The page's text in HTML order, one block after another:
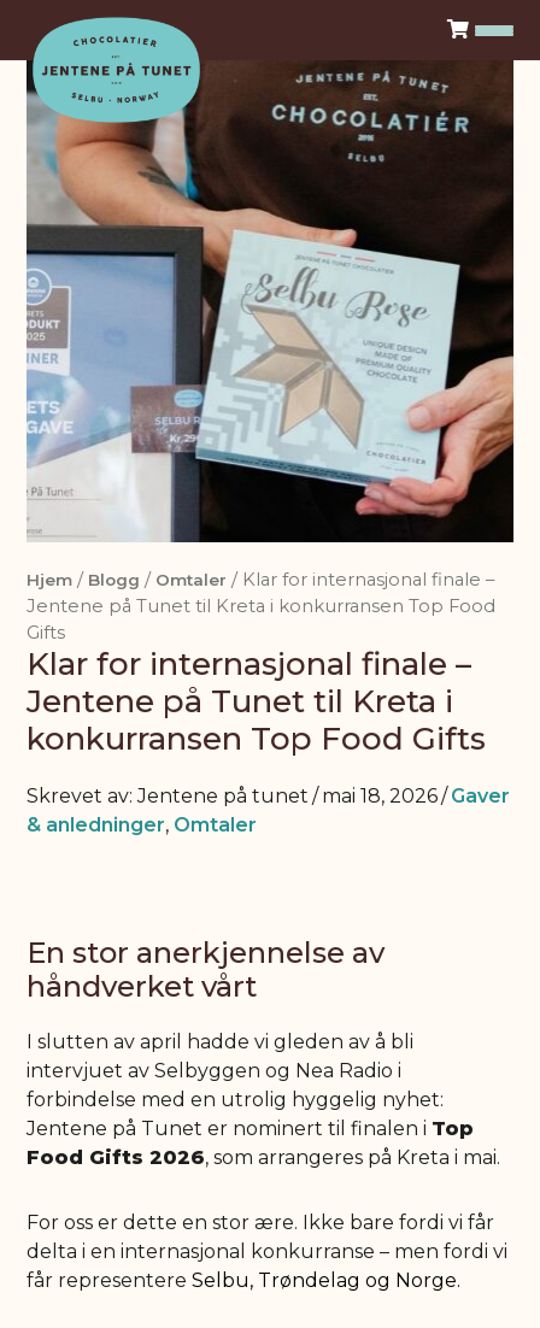
Sjokolade
Konfekt
Våre produktserier
Gårdskafe
Sjokoladesmaking
Utsalgssteder
For bedrifter
Bli forhandler
Firmagaver
Logg inn
Om oss
Kontakt
Historie
Omtale
Sjokoladebloggen
Hjem / Blogg / Omtaler / Klar for internasjonal finale –
Jentene på Tunet til Kreta i konkurransen Top Food
Gifts
Klar for internasjonal finale –
Jentene på Tunet til Kreta i
konkurransen Top Food Gifts
Jentene på tunet /mai 18, 2026/Gaver
& anledninger, Omtaler
En stor anerkjennelse av
håndverket vårt
I slutten av april hadde vi gleden av å bli
intervjuet av Selbyggen og Nea Radio i
forbindelse med en utrolig hyggelig nyhet:
Jentene på Tunet er nominert til finalen i Top
Food Gifts 2026, som arrangeres på Kreta i mai.
For oss er dette en stor ære. Ikke bare fordi vi får
delta i en internasjonal konkurranse – men fordi vi
får representereSelbu, Trøndelagog Norge.